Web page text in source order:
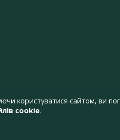
користуватися сайтом, ви
cookie.